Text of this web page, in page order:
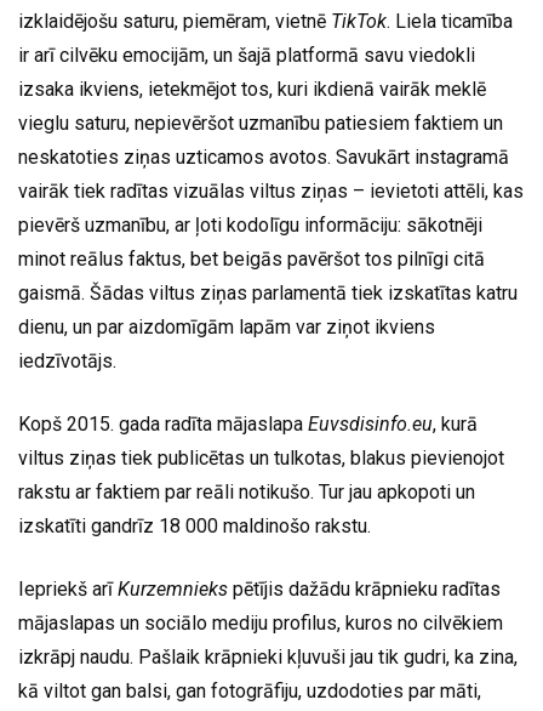
izklaidējošu saturu, piemēram, vietnē TikTok. Liela ticamība
ir arī cilvēku emocijām, un šajā platformā savu viedokli
izsaka ikviens, ietekmējot tos, kuri ikdienā vairāk meklē
vieglu saturu, nepievēršot uzmanību patiesiem faktiem un
neskatoties ziņas uzticamos avotos. Savukārt instagramā
vairāk tiek radītas vizuālas viltus ziņas – ievietoti attēli, kas
pievērš uzmanību, ar ļoti kodolīgu informāciju: sākotnēji
minot reālus faktus, bet beigās pavēršot tos pilnīgi citā
gaismā. Šādas viltus ziņas parlamentā tiek izskatītas katru
dienu, un par aizdomīgām lapām var ziņot ikviens
iedzīvotājs.
Kopš 2015. gada radīta mājaslapa Euvsdisinfo.eu, kurā
viltus ziņas tiek publicētas un tulkotas, blakus pievienojot
rakstu ar faktiem par reāli notikušo. Tur jau apkopoti un
izskatīti gandrīz 18 000 maldinošo rakstu.
Iepriekš arīKurzemnieks pētījis dažādu krāpnieku radītas
mājaslapas un sociālo mediju profilus, kuros no cilvēkiem
izkrāpj naudu. Pašlaik krāpnieki kļuvuši jau tik gudri, ka zina,
kā viltot gan balsi, gan fotogrāfiju, uzdodoties par māti,